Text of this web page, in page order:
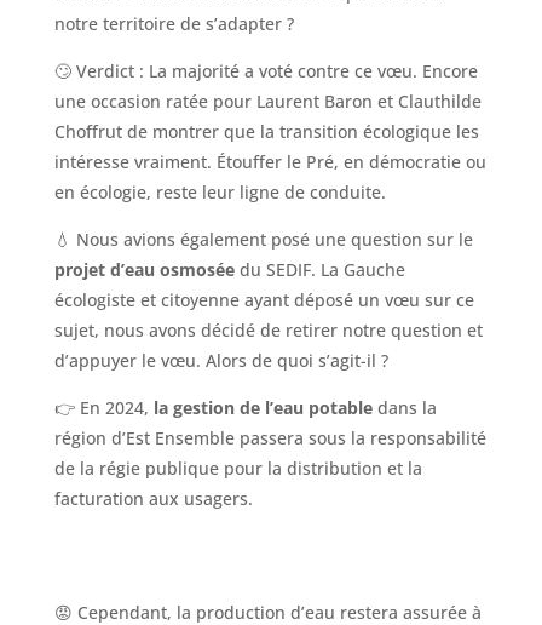
notre territoire de s’adapter ?
🙄 Verdict : La majorité a voté contre ce vœu. Encore
une occasion ratée pour Laurent Baron et Clauthilde
Choffrut de montrer que la transition écologique les
intéresse vraiment. Étouffer le Pré, en démocratie ou
en écologie, reste leur ligne de conduite.
💧 Nous avions également posé une question sur le
projet d’eau osmoséedu SEDIF. La Gauche
écologiste et citoyenne ayant déposé un vœu sur ce
sujet, nous avons décidé de retirer notre question et
d’appuyer le vœu. Alors de quoi s’agit-il ?
👉 En 2024, la gestion de l’eau potabledans la
région d’Est Ensemble passera sous la responsabilité
de la régie publique pour la distribution et la
facturation aux usagers.
😡 Cependant, la production d’eau restera assurée à